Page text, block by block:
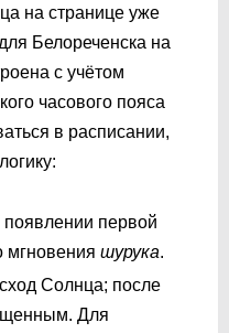
на странице уже
Белореченска на
с учётом
часового пояса
в расписании,
первой
мгновения шурука.
Солнца; после
Для